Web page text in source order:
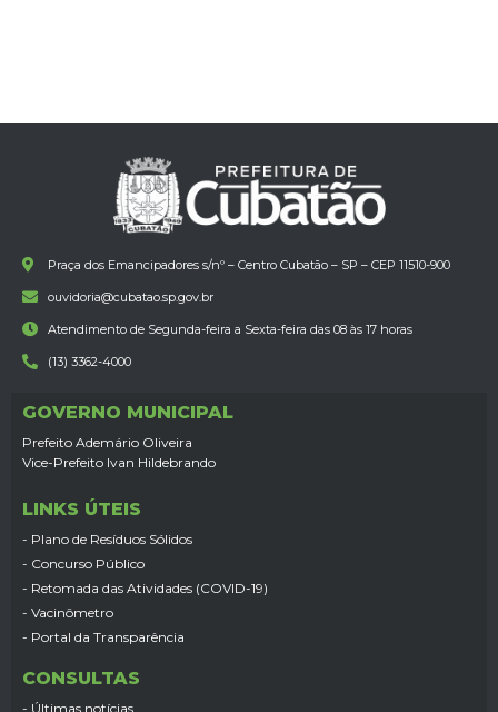
Praça dos Emancipadores s/nº – Centro Cubatão – SP – CEP 11510-900
ouvidoria@cubatao.sp.gov.br
Atendimento de Segunda-feira a Sexta-feira das 08 às 17 horas
(13) 3362-4000
GOVERNO MUNICIPAL
Prefeito Ademário Oliveira
Vice-Prefeito Ivan Hildebrando
LINKS ÚTEIS
- Plano de Resíduos Sólidos
- Concurso Público
- Retomada das Atividades (COVID-19)
- Vacinômetro
- Portal da Transparência
CONSULTAS
- Últimas notícias